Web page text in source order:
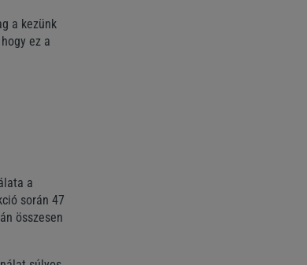
a kezünk
ez a
a
során 47
összesen